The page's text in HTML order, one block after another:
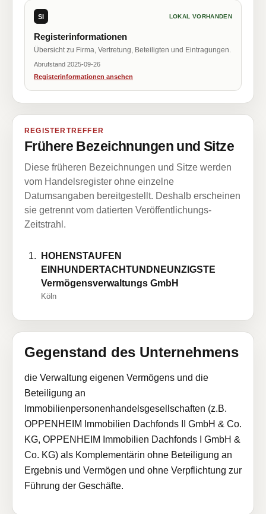
SI LOKAL VORHANDEN
Registerinformationen
Übersicht zu Firma, Vertretung, Beteiligten und Eintragungen.
Abrufstand 2025-09-26
Registerinformationen ansehen
REGISTERTREFFER
Frühere Bezeichnungen und Sitze
Diese früheren Bezeichnungen und Sitze werden
vom Handelsregister ohne einzelne
Datumsangaben bereitgestellt. Deshalb erscheinen
sie getrennt vom datierten Veröffentlichungs-
Zeitstrahl.
HOHENSTAUFEN
EINHUNDERTACHTUNDNEUNZIGSTE
Vermögensverwaltungs GmbH
Köln
Gegenstand des Unternehmens
die Verwaltung eigenen Vermögens und die
Beteiligung an
Immobilienpersonenhandelsgesellschaften (z.B.
OPPENHEIM Immobilien Dachfonds II GmbH & Co.
KG, OPPENHEIM Immobilien Dachfonds I GmbH &
Co. KG) als Komplementärin ohne Beteiligung an
Ergebnis und Vermögen und ohne Verpflichtung zur
Führung der Geschäfte.